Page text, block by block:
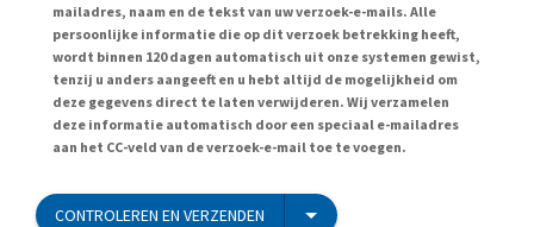
mailadres, naam en de tekst van uw verzoek-e-mails. Alle
persoonlijke informatie die op dit verzoek betrekking heeft,
wordt binnen 120 dagen automatisch uit onze systemen gewist,
tenzij u anders aangeeft en u hebt altijd de mogelijkheid om
deze gegevens direct te laten verwijderen. Wij verzamelen
deze informatie automatisch door een speciaal e-mailadres
aan het CC-veld van de verzoek-e-mail toe te voegen.
CONTROLEREN EN VERZENDEN